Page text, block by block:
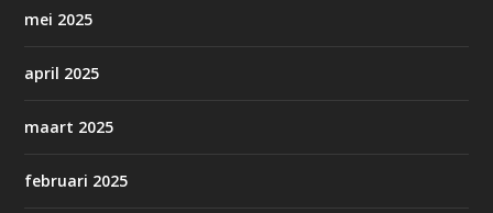
mei 2025
april 2025
maart 2025
februari 2025